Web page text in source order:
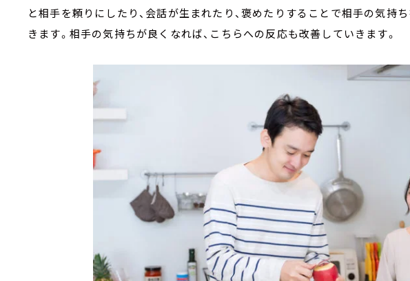
と相手を頼りにしたり、会話が生まれたり、褒めたりすることで相手の気持
きます。相手の気持ちが良くなれば、こちらへの反応も改善していきます。